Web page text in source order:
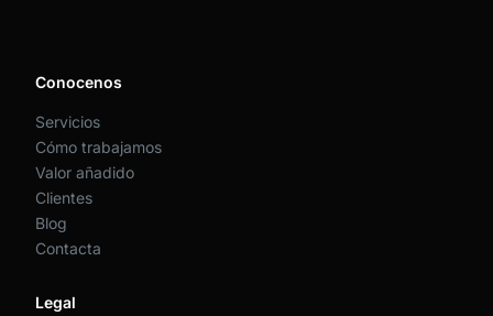
Conocenos
Servicios
Cómo trabajamos
Valor añadido
Clientes
Blog
Contacta
Legal